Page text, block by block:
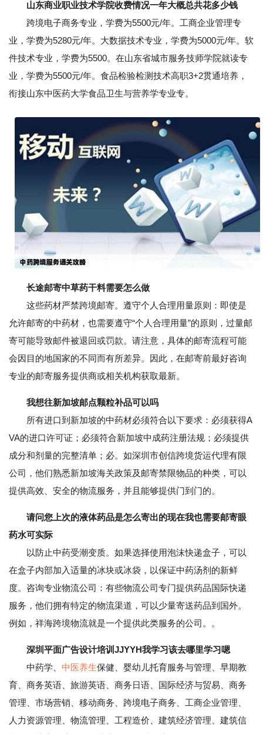
山东商业职业技术学院收费情况一年大概总共花多少钱
跨境电子商务专业，学费为5500元/年。工商企业管理专
业，学费为5280元/年。大数据技术专业，学费为5000元/年。软
件技术专业，学费为5500。在山东省城市服务技师学院就读专
业，学费为5500元/年。食品检验检测技术高职3+2贯通培养，
衔接山东中医药大学食品卫生与营养学专业专。
长途邮寄中草药干料需要怎么做
这些药材严禁跨境邮寄。遵守个人合理用量原则：即使是
允许邮寄的中药材，也需要遵守“个人合理用量”的原则，过量邮
寄可能导致邮件被退回或罚款。请注意，具体的邮寄流程可能
会因目的地国家的不同而有所差异。因此，在邮寄前最好咨询
专业的邮寄服务提供商或相关机构获取最新。
我想往新加坡邮点颗粒补品可以吗
所有进口到新加坡的中药材必须符合以下要求：必须获得A
VA的进口许可证；必须符合新加坡中成药注册法规；必须提供
成分和剂量的完整清单；必。如深圳市创信跨境货运代理有限
公司，他们熟悉新加坡海关政策及邮寄禁限物品的种类，可以
提供高效、安全的物流服务，并且能够提供门到门的。
请问您上次的液体药品是怎么寄出的现在我也需要邮寄眼
药水可实际
以防止中药受潮变质。如果选择使用泡沫快递盒子，可以
在盒子内部加入适量的冰块或冰袋，以保证中药汤剂的新鲜
度。咨询专业物流公司：有些物流公司专门提供药品国际快递
服务，他们拥有特定的物流渠道，可以少量寄送药品到国外。
例如，祥海跨境物流就是一个提供此类服务的公司。。
深圳平面广告设计培训JJYYH我学习该去哪里学习嗯
中药学、 中医养生保健、婴幼儿托育服务与管理、早期教
育、商务英语、旅游英语、商务日语、国际经济与贸易、商务
管理、市场营销、移动商务、跨境电子商务、工商企业管理、
人力资源管理、物流管理、工程造价、建筑经济管理、建筑信